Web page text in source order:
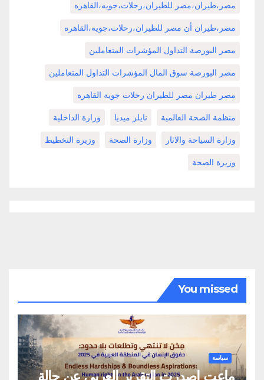
مصر،طيران،مصر للطيران،رحلات،جويه،القاهره
مصر،طيران أن مصر للطيران،رحلات،جويه،القاهره
مصر البورصة التداول المؤشرات المتعاملين
مصر البورصة سوق المال المؤشرات التداول المتعاملين
مصر طيران مصر للطيران رحلات جوية القاهرة
منظمة الصحة العالمية نايلز ميديا وزارة الداخلية
وزارة السياحة والاثار وزارة الصحة وزيرة التخطيط
وزيرة الصحة
You missed
سياسة
ماعت اصدرت التقرير العربي عن حالة